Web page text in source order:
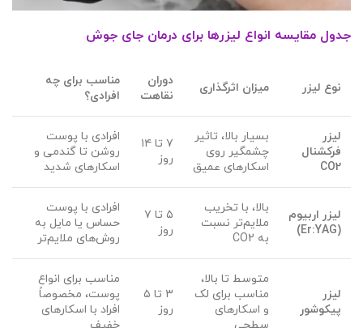
جدول مقایسه انواع لیزرها برای درمان جای جوش
نوع لیزر میزان اثرگذاری
دوران
نقاهت
مناسب برای چه
افرادی؟
لیزر
فرکشنال
CO2
بسیار بالا، تاثیر
چشمگیر روی
اسکارهای عمیق
۷ تا ۱۴
روز
افرادی با پوست
روشن تا گندمی و
اسکارهای شدید
لیزر اربیوم
(Er:YAG)
بالا، با تخریب
ملایم‌تر نسبت
به CO2
۵ تا ۷
روز
افرادی با پوست
حساس یا مایل به
روش‌های ملایم‌تر
لیزر
پیکوشور
متوسط تا بالا،
مناسب برای لک
و اسکارهای
۳ تا ۵
روز
مناسب برای انواع
پوست، مخصوصاً
افراد با اسکارهای